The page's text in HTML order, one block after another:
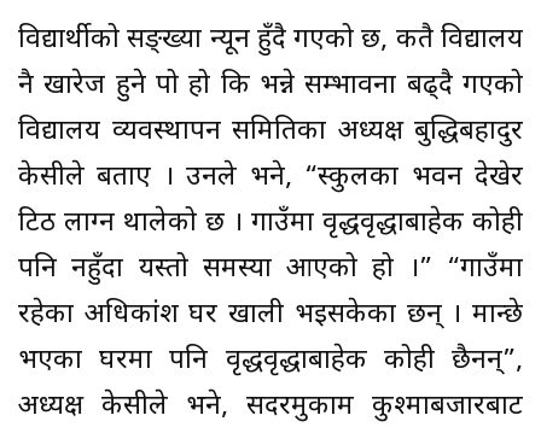
विद्यार्थीको सङ्ख्या न्यून हुँदै गएको छ, कतै विद्यालय
नै खारेज हुने पो हो कि भन्ने सम्भावना बढ्दै गएको
विद्यालय व्यवस्थापन समितिका अध्यक्ष बुद्धिबहादुर
केसीले बताए । उनले भने, “स्कुलका भवन देखेर
टिठ लाग्न थालेको छ । गाउँमा वृद्धवृद्धाबाहेक कोही
पनि नहुँदा यस्तो समस्या आएको हो ।” “गाउँमा
रहेका अधिकांश घर खाली भइसकेका छन् । मान्छे
भएका घरमा पनि वृद्धवृद्धाबाहेक कोही छैनन्”,
अध्यक्ष केसीले भने, सदरमुकाम कुश्माबजारबाट